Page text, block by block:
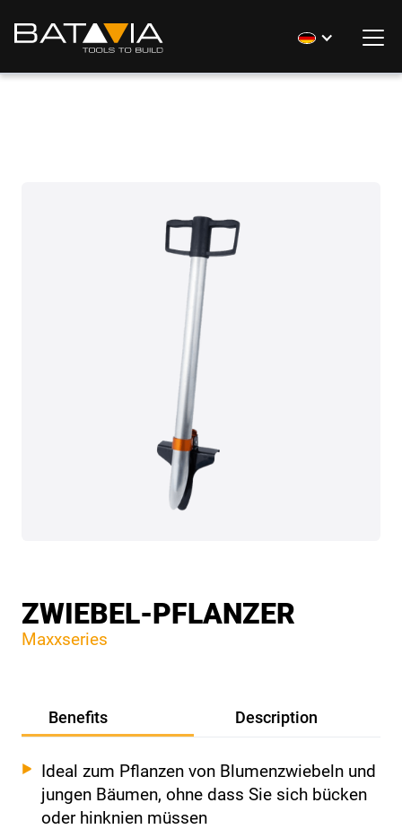
ZWIEBEL-PFLANZER
Maxxseries
Benefits Description
Ideal zum Pflanzen von Blumenzwiebeln und
jungen Bäumen, ohne dass Sie sich bücken
oder hinknien müssen